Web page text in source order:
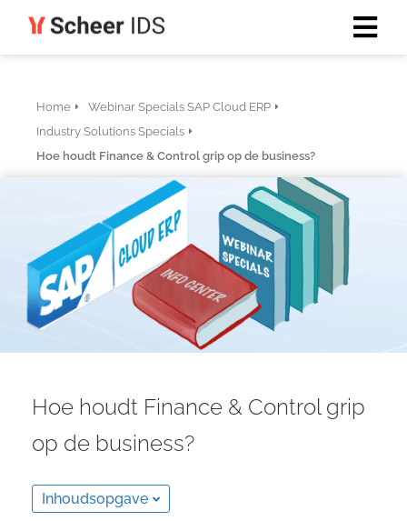
Home
Webinar Specials SAP Cloud ERP
Industry Solutions Specials
Hoe houdt Finance & Control grip op de business?
Hoe houdt Finance & Control grip
op de business?
Inhoudsopgave